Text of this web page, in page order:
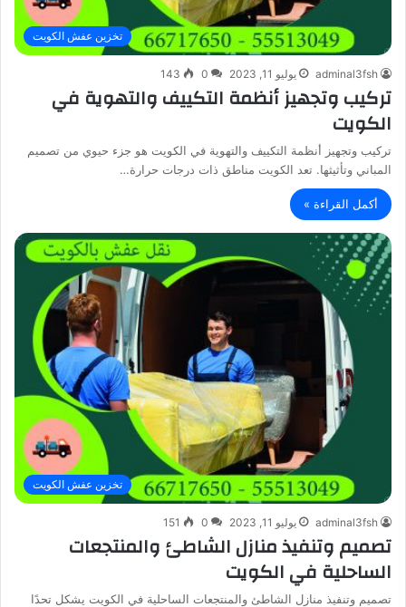
تخزين عفش الكويت
adminal3fsh يوليو 11, 2023 0
143
تركيب وتجهيز أنظمة التكييف والتهوية في
الكويت
تركيب وتجهيز أنظمة التكييف والتهوية في الكويت هو جزء حيوي من تصميم
المباني وتأثيثها. تعد الكويت مناطق ذات درجات حرارة…
أكمل القراءة »
تخزين عفش الكويت
adminal3fsh يوليو 11, 2023 0
151
تصميم وتنفيذ منازل الشاطئ والمنتجعات
الساحلية في الكويت
تصميم وتنفيذ منازل الشاطئ والمنتجعات الساحلية في الكويت يشكل تحدًا